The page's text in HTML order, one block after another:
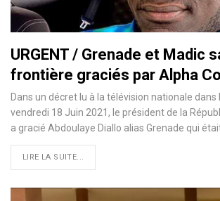
URGENT / Grenade et Madic
frontière graciés par Alpha
Dans un décret lu à la télévision nationale dans
vendredi 18 Juin 2021, le président de la
a gracié Abdoulaye Diallo alias Grenade qui
LIRE LA SUITE...